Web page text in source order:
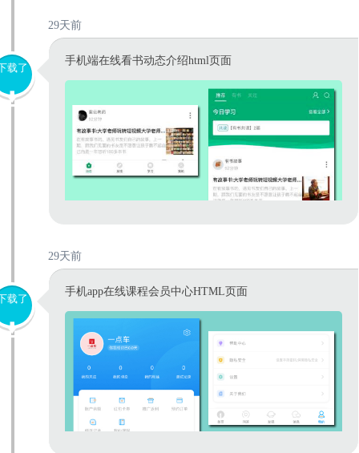
29天前
载了
手机端在线看书动态介绍html页面
29天前
载了
手机app在线课程会员中心HTML页面